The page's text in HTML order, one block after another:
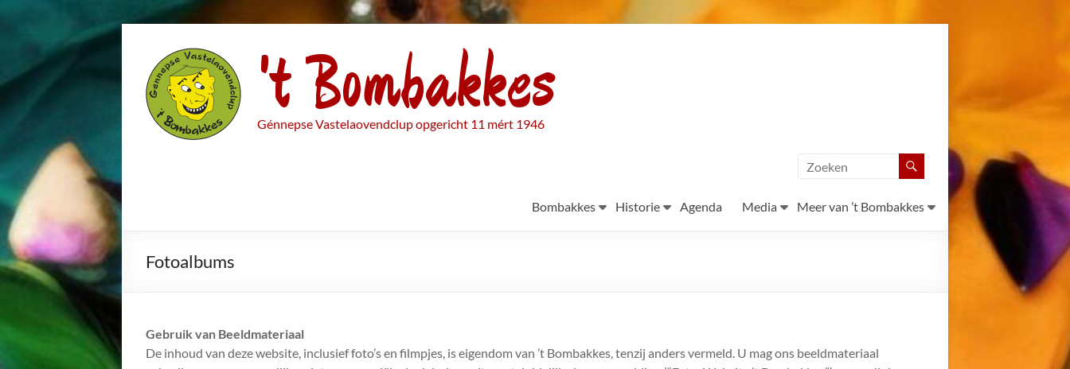
inhoud
't Bombakkes
Génnepse Vastelaovendclup opgericht 11 mért 1946
Bombakkes Historie Agenda Media Meer van ’t Bombakkes
Fotoalbums
Gebruik van Beeldmateriaal
De inhoud van deze website, inclusief foto’s en filmpjes, is eigendom van ’t Bombakkes, tenzij anders vermeld. U mag ons beeldmateriaal